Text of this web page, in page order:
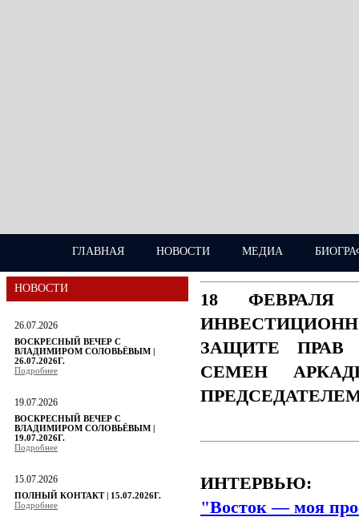
ГЛАВНАЯ НОВОСТИ МЕДИА
НОВОСТИ
26.07.2026
ВОСКРЕСНЫЙ ВЕЧЕР С
ВЛАДИМИРОМ СОЛОВЬЁВЫМ |
26.07.2026Г.
Подробнее
19.07.2026
ВОСКРЕСНЫЙ ВЕЧЕР С
ВЛАДИМИРОМ СОЛОВЬЁВЫМ |
19.07.2026Г.
Подробнее
15.07.2026
ПОЛНЫЙ КОНТАКТ | 15.07.2026Г.
Подробнее
18 ФЕВРАЛЯ
ЗАЩИТЕ ПРАВ
СЕМЕН
ИНТЕРВЬЮ:
"Восток — моя